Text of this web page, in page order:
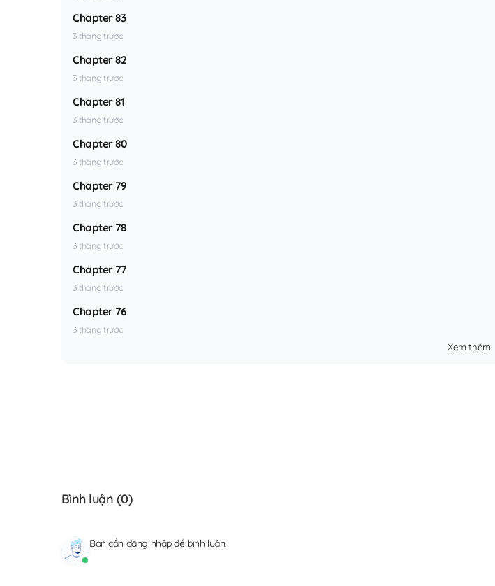
Chapter 83
3 tháng trước
Chapter 82
3 tháng trước
Chapter 81
3 tháng trước
Chapter 80
3 tháng trước
Chapter 79
3 tháng trước
Chapter 78
3 tháng trước
Chapter 77
3 tháng trước
Chapter 76
3 tháng trước
Xem thêm
Bình luận (0)
Bạn cần đăng nhậpđể bình luận.